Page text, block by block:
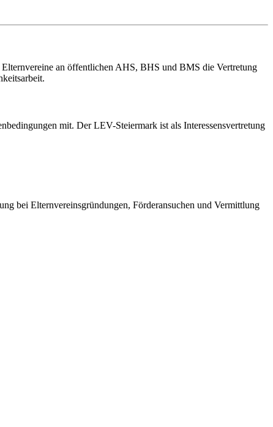
an öffentlichen AHS, BHS und BMS die Vertretung
mit. Der LEV-Steiermark ist als Interessensvertretung
bei Elternvereinsgründungen, Förderansuchen und Vermittlung